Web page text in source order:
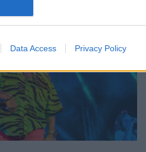
Data Access Privacy Policy